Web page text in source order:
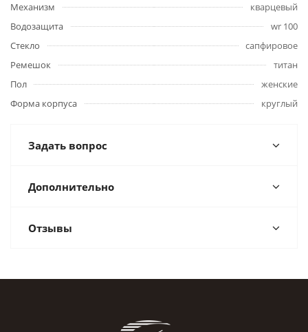
Механизм
кварцевый
Водозащита
wr 100
Стекло
сапфировое
Ремешок
титан
Пол
женские
Форма корпуса
круглый
Задать вопрос
Дополнительно
Отзывы